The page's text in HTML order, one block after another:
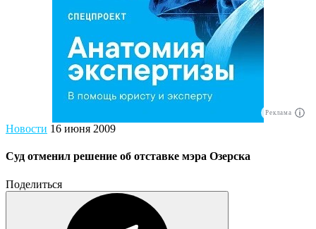
Реклама
Новости 16 июня 2009
Суд отменил решение об отставке мэра Озерска
Поделиться